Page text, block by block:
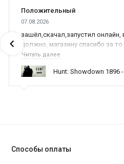
Положительный
07.08.2026
зашёл,скачал,запустил онлайн,
должно, магазину спасибо за
время,нервы и деньги, ребята
поддержку населению и походу
оказываете помощь
Читать далее
Hunt: Showdown 1896
Способы оплаты